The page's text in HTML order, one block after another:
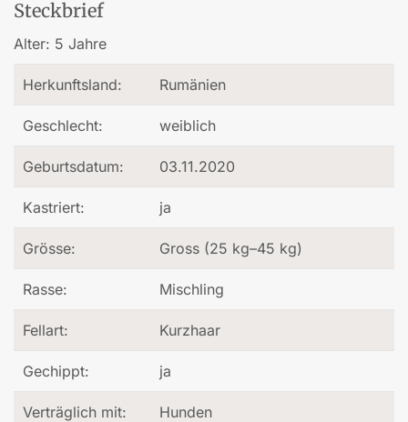
Steckbrief
Alter: 5 Jahre
Herkunftsland: Rumänien
Geschlecht: weiblich
Geburtsdatum: 03.11.2020
Kastriert: ja
Grösse: Gross (25 kg–45 kg)
Rasse: Mischling
Fellart: Kurzhaar
Gechippt: ja
Verträglich mit: Hunden